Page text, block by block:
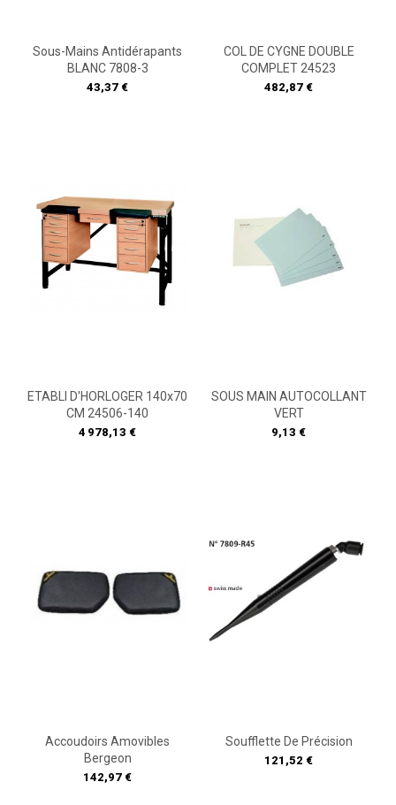
Sous-Mains Antidérapants
BLANC 7808-3
Prix
43,37 €
COL DE CYGNE DOUBLE
COMPLET 24523
Prix
482,87 €
ETABLI D'HORLOGER 140x70
CM 24506-140
Prix
4 978,13 €
SOUS MAIN AUTOCOLLANT
VERT
Prix
9,13 €
Accoudoirs Amovibles
Bergeon
Prix
142,97 €
Soufflette De Précision
Prix
121,52 €